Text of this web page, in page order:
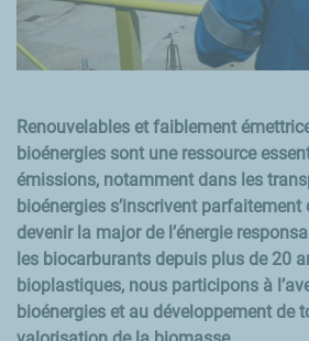
Renouvelables et faiblement
bioénergies sont une ressource
émissions, notamment dans les
bioénergies s’inscrivent
devenir la major de l’énergie
les biocarburants depuis plus de 20
bioplastiques, nous participons à
bioénergies et au développement de